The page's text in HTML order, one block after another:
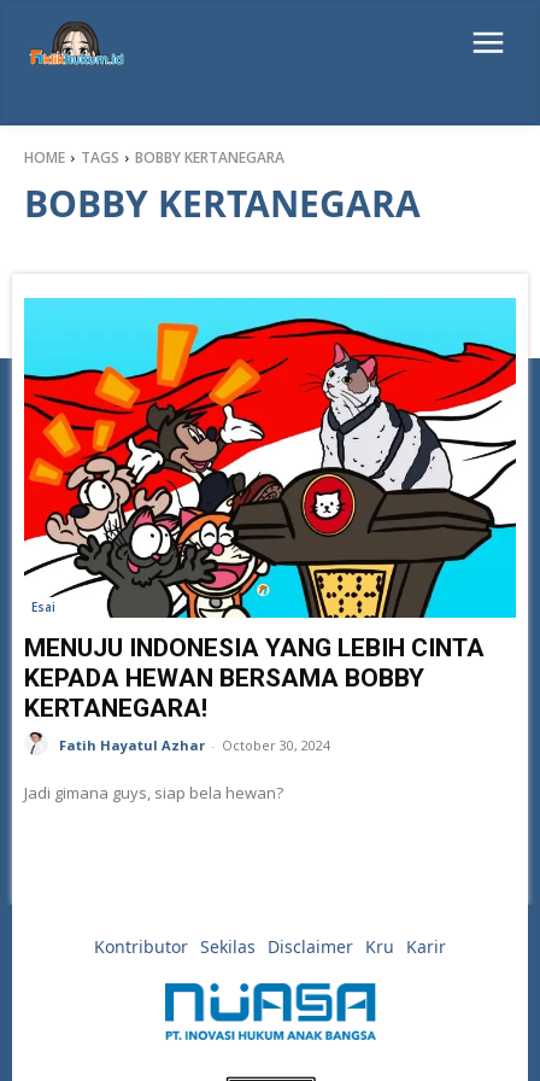
HOME TAGS BOBBY KERTANEGARA
BOBBY KERTANEGARA
Esai
MENUJU INDONESIA YANG LEBIH CINTA
KEPADA HEWAN BERSAMA BOBBY
KERTANEGARA!
Fatih Hayatul Azhar - October 30, 2024
Jadi gimana guys, siap bela hewan?
Kontributor Sekilas Disclaimer Kru Karir